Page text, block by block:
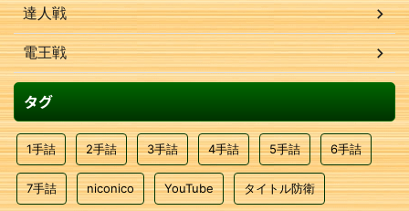
達人戦
電王戦
タグ
1手詰 2手詰 3手詰 4手詰 5手詰 6手詰
7手詰 niconico YouTube タイトル防衛